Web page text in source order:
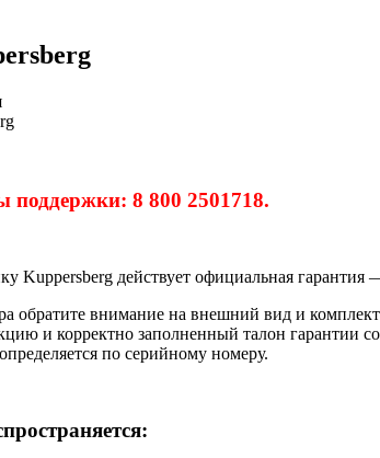
поддержки: 8 800 2501718.
Kuppersberg действует официальная гарантия
обратите внимание на внешний вид и
и корректно заполненный талон гарантии
по серийному номеру.